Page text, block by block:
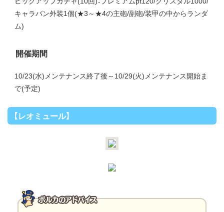
キャラバン外装1個(★3～★4の主砲/副砲/装甲の中からランダ
ム)
開催期間
10/23(水)メンテナンス終了後～10/29(火)メンテナンス開始ま
で(予定)
【レオミュール】